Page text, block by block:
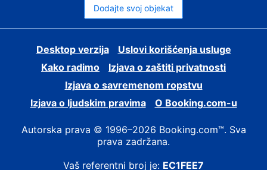
Dodajte svoj objekat
Desktop verzija
Uslovi korišćenja usluge
Kako radimo
Izjava o zaštiti privatnosti
Izjava o savremenom ropstvu
Izjava o ljudskim pravima
О Booking.com-u
Autorska prava © 1996–2026 Booking.com™. Sva
prava zadržana.
Vaš referentni broj je: EC1FEE7